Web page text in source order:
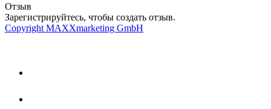
Отзыв
Зарегистрируйтесь, чтобы создать отзыв.
Copyright MAXXmarketing GmbH